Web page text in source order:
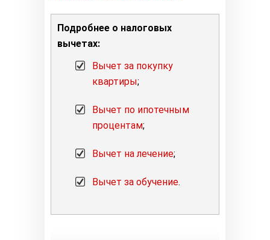
Подробнее о налоговых
вычетах:
Вычет за покупку
квартиры;
Вычет по ипотечным
процентам;
Вычет на лечение;
Вычет за обучение.